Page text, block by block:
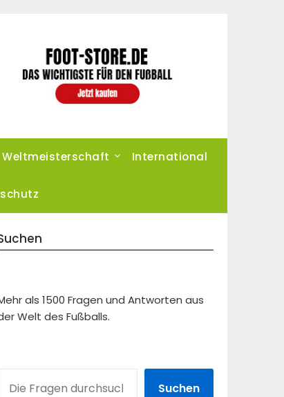
Weltmeisterschaft International
als 1500 Fragen und Antworten aus
Welt des Fußballs.
Suchen